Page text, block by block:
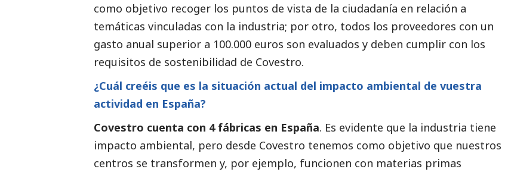
como objetivo recoger los puntos de vista de la ciudadanía en relación a
temáticas vinculadas con la industria; por otro, todos los proveedores con un
gasto anual superior a 100.000 euros son evaluados y deben cumplir con los
requisitos de sostenibilidad de Covestro.
¿Cuál creéis que es la situación actual del impacto ambiental de vuestra
actividad en España?
Covestro cuenta con 4 fábricas en España. Es evidente que la industria tiene
impacto ambiental, pero desde Covestro tenemos como objetivo que nuestros
centros se transformen y, por ejemplo, funcionen con materias primas